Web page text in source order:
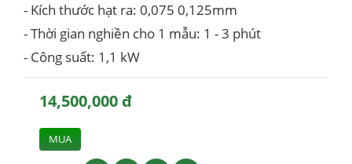
- Kích thước hạt ra: 0,075 0,125mm
- Thời gian nghiền cho 1 mẫu: 1 - 3 phút
- Công suất: 1,1 kW
14,500,000 đ
MUA